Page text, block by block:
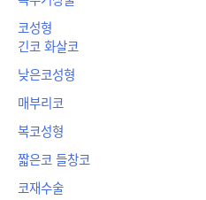
코성형
긴코 화살코
낮은코성형
매부리코
복코성형
짧은코 들창코
코재수술